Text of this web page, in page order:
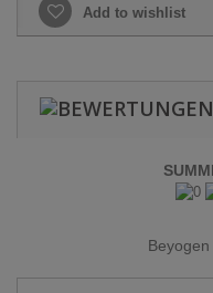
Add to wishlist